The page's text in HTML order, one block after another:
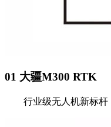
01 大疆M300 RTK
行业级无人机新标杆